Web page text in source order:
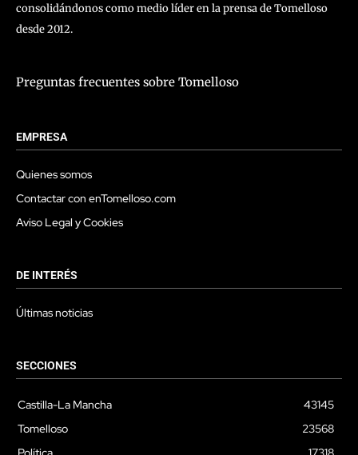
consolidándonos como medio líder en la prensa de Tomelloso
desde 2012.
Preguntas frecuentes sobre Tomelloso
EMPRESA
Quienes somos
Contactar con enTomelloso.com
Aviso Legal y Cookies
DE INTERÉS
Últimas noticias
SECCIONES
Castilla-La Mancha
43145
Tomelloso
23568